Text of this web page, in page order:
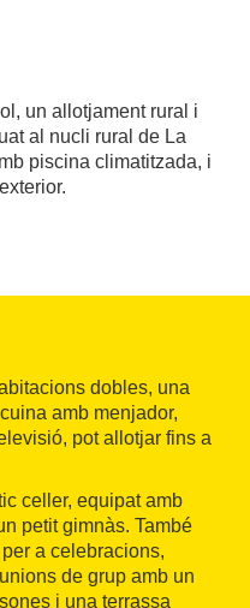
un allotjament rural i
al nucli rural de La
piscina climatitzada, i
dobles, una
amb menjador,
pot allotjar fins a
celler, equipat amb
petit gimnàs. També
a celebracions,
de grup amb un
i una terrassa